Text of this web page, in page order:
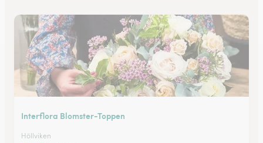
Interflora Blomster-Toppen
Höllviken